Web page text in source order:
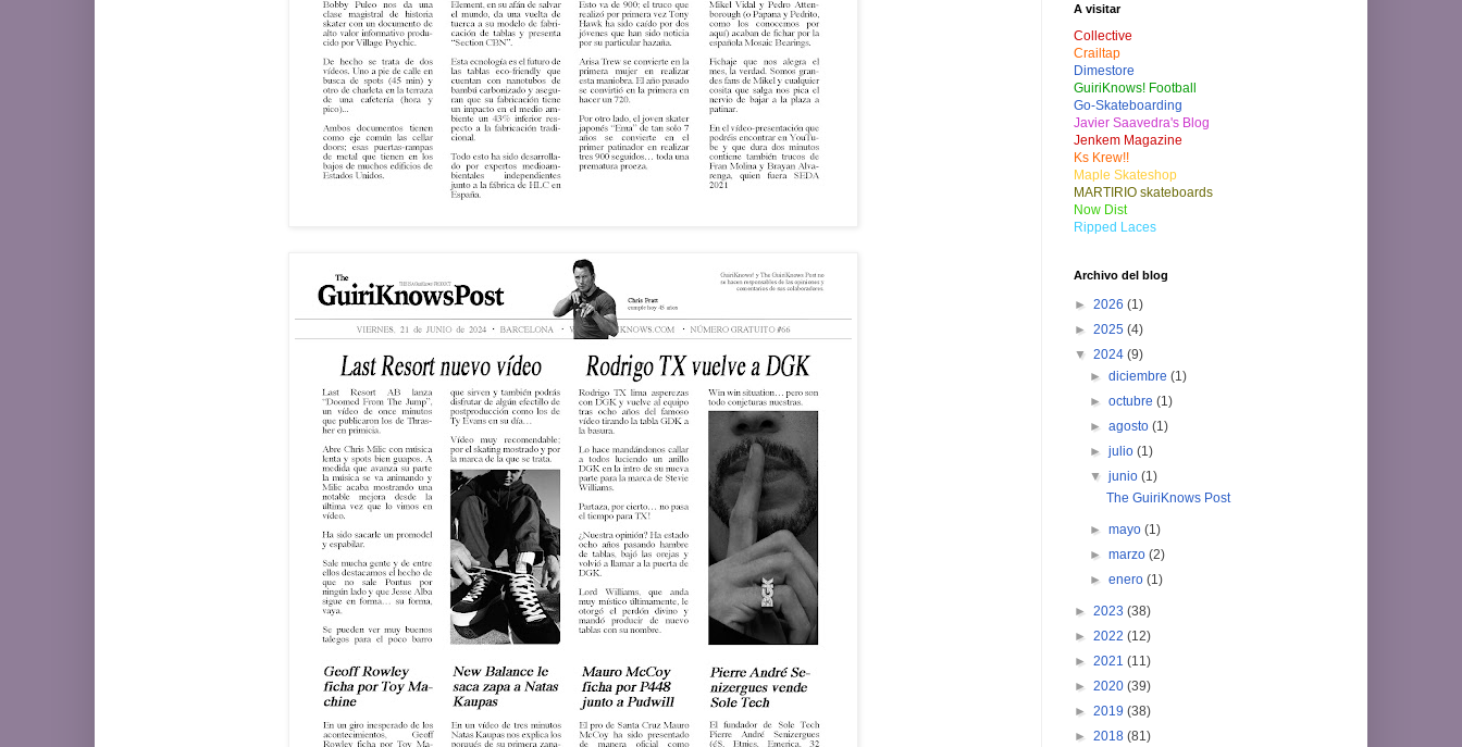
A visitar
Collective
Crailtap
Dimestore
GuiriKnows! Football
Go-Skateboarding
Javier Saavedra's Blog
Jenkem Magazine
Ks Krew!!
Maple Skateshop
MARTIRIO skateboards
Now Dist
Ripped Laces
Archivo del blog
► 2026 (1)
► 2025 (4)
▼ 2024 (9)
►diciembre(1)
►octubre(1)
►agosto(1)
►julio(1)
▼junio(1)
The GuiriKnows Post
►mayo(1)
►marzo(2)
►enero(1)
► 2023 (38)
► 2022 (12)
► 2021 (11)
► 2020 (39)
► 2019 (38)
► 2018 (81)